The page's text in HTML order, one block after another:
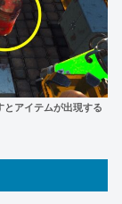
アイテムが出現する